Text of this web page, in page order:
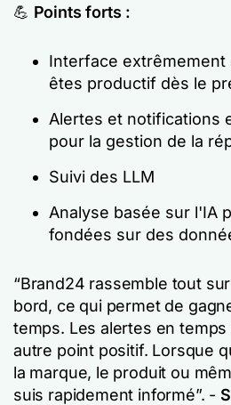
💪 Points forts :
Interface extrêmement
êtes productif dès le
Alertes et notifications
pour la gestion de la
Suivi des LLM
Analyse basée sur l'IA
fondées sur des
“Brand24 rassemble tout
bord, ce qui permet de
temps. Les alertes en
autre point positif. Lorsque
la marque, le produit ou
suis rapidement informé”. -